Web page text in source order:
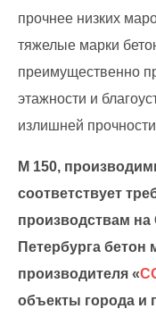
прочнее низких
тяжелые марки
преимущественно
этажности и
излишней
М 150,
соответствует
производствам на
Петербурга бетон
производителя «
объекты города и